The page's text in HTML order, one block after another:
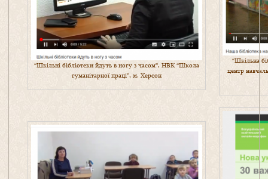
“Шкільні бібліотеки йдуть в ногу з часом”, НВК “Школа
гуманітарної праці”, м. Херсон
“Шкільна
центр